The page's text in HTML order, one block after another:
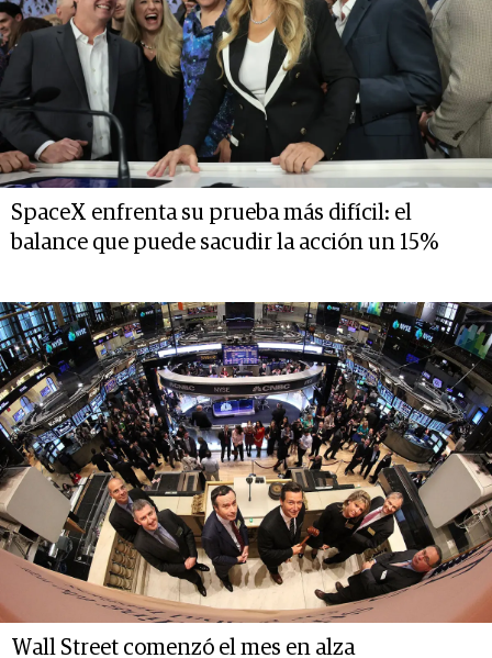
SpaceX enfrenta su prueba más difícil: el
balance que puede sacudir la acción un 15%
Wall Street comenzó el mes en alza